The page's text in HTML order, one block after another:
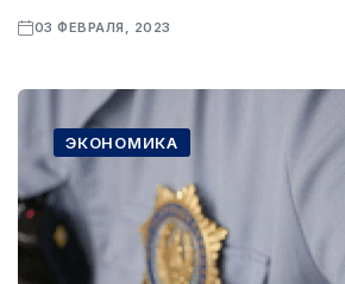
03 ФЕВРАЛЯ, 2023
ЭКОНОМИКА